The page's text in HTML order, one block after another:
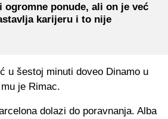
ogromne ponude, ali on je već
karijeru i to nije
u šestoj minuti doveo Dinamo u
je Rimac.
dolazi do poravnanja. Alba